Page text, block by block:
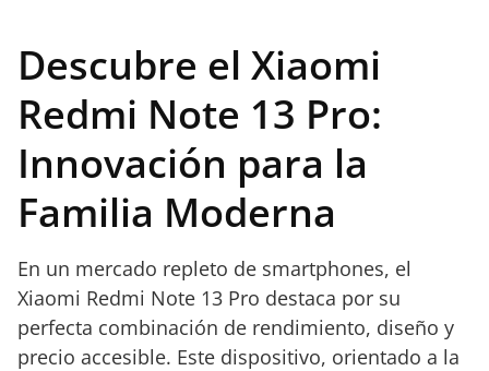
Descubre el Xiaomi
Redmi Note 13 Pro:
Innovación para la
Familia Moderna
En un mercado repleto de smartphones, el
Xiaomi Redmi Note 13 Pro destaca por su
perfecta combinación de rendimiento, diseño y
precio accesible. Este dispositivo, orientado a la